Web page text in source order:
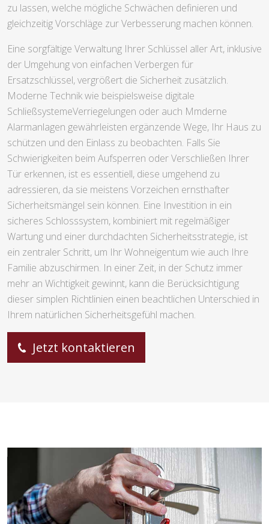
zu lassen, welche mögliche Schwächen definieren und
gleichzeitig Vorschläge zur Verbesserung machen können.
Eine sorgfältige Verwaltung Ihrer Schlüssel aller Art, inklusive
der Umgehung von einfachen Verbergen für
Ersatzschlüssel, vergrößert die Sicherheit zusätzlich.
Moderne Technik wie beispielsweise digitale
SchließsystemeVerriegelungen oder auch Mmderne
Alarmanlagen gewährleisten ergänzende Wege, Ihr Haus zu
schützen und den Einlass zu beobachten. Falls Sie
Schwierigkeiten beim Aufsperren oder Verschließen Ihrer
Tür erkennen, ist es essentiell, diese umgehend zu
adressieren, da sie meistens Vorzeichen ernsthafter
Sicherheitsmängel sein können. Eine Investition in ein
sicheres Schlosssystem, kombiniert mit regelmäßiger
Wartung und einer durchdachten Sicherheitsstrategie, ist
ein zentraler Schritt, um Ihr Wohneigentum wie auch Ihre
Familie abzuschirmen. In einer Zeit, in der Schutz immer
mehr an Wichtigkeit gewinnt, kann die Berücksichtigung
dieser simplen Richtlinien einen beachtlichen Unterschied in
Ihrem natürlichen Sicherheitsgefühl machen.
Jetzt kontaktieren